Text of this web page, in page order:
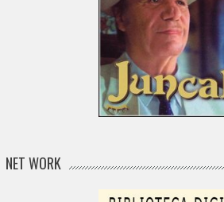
NET WORK